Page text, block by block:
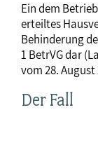
Ein dem
erteiltes
Behinderung
1 BetrVG dar
vom 28. August
Der Fall